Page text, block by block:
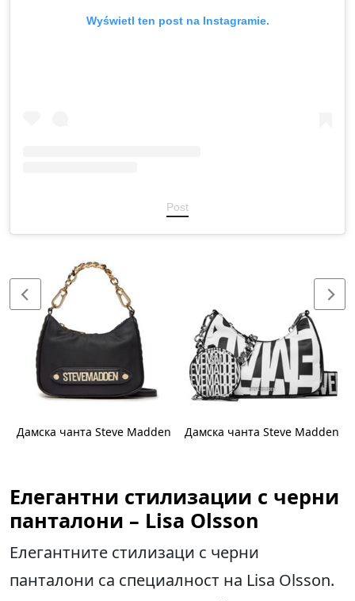
Wyświetl ten post na Instagramie.
Post
Дамска чанта Steve Madden Дамска чанта Steve Madden
Елегантни стилизации с черни
панталони – Lisa Olsson
Елегантните стилизаци с черни
панталони са специалност на Lisa Olsson.